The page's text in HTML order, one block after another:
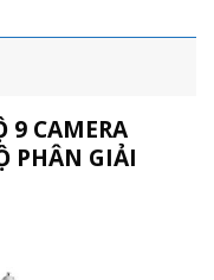
9 CAMERA
PHÂN GIẢI